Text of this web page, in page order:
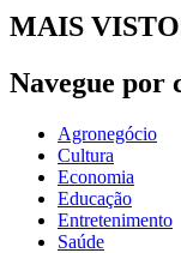
MAIS
Navegue por
Agronegócio
Cultura
Economia
Educação
Entretenimento
Saúde